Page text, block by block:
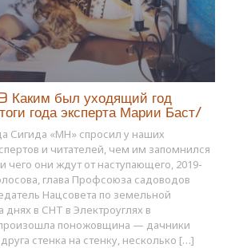
был уходящий год
года эксперта Марии Баст/
Сигида «МН» спросил у наших
и читателей, чем им запомнился
чего они ждут от наступающего, 2019-
глава Профсоюза садоводов
Нацсовета по земельной
в СНТ в Электроуглях в
поножовщина — дачники
стенка на стенку, несколько […]